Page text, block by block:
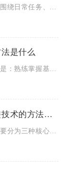
是什么
夺得蛋仔派对冠军的核心方法是：熟练掌握基础操作、吃透地图机制...
方法有哪些